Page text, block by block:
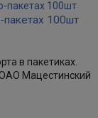
пакетах 100шт
в пакетиках.
Мацестинский